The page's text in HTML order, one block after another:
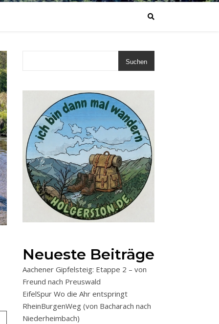
Suchen
Neueste Beiträge
Aachener Gipfelsteig: Etappe 2 – von
Freund nach Preuswald
EifelSpur Wo die Ahr entspringt
RheinBurgenWeg (von Bacharach nach
Niederheimbach)